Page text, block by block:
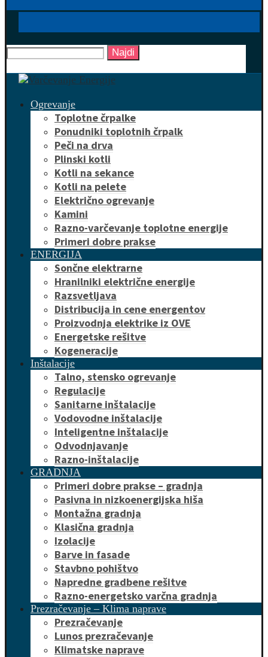
Najdi
Ogrevanje
Toplotne črpalke
Ponudniki toplotnih črpalk
Peči na drva
Plinski kotli
Kotli na sekance
Kotli na pelete
Električno ogrevanje
Kamini
Razno-varčevanje toplotne energije
Primeri dobre prakse
ENERGIJA
Sončne elektrarne
Hranilniki električne energije
Razsvetljava
Distribucija in cene energentov
Proizvodnja elektrike iz OVE
Energetske rešitve
Kogeneracije
Inštalacije
Talno, stensko ogrevanje
Regulacije
Sanitarne inštalacije
Vodovodne inštalacije
Inteligentne inštalacije
Odvodnjavanje
Razno-inštalacije
GRADNJA
Primeri dobre prakse – gradnja
Pasivna in nizkoenergijska hiša
Montažna gradnja
Klasična gradnja
Izolacije
Barve in fasade
Stavbno pohištvo
Napredne gradbene rešitve
Razno-energetsko varčna gradnja
Prezračevanje – Klima naprave
Prezračevanje
Lunos prezračevanje
Klimatske naprave